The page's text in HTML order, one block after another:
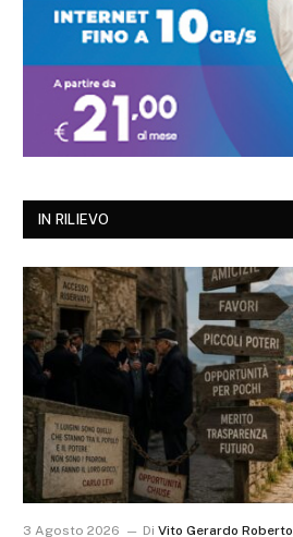
IN RILIEVO
3 Agosto 2026 Di Vito Gerardo Roberto